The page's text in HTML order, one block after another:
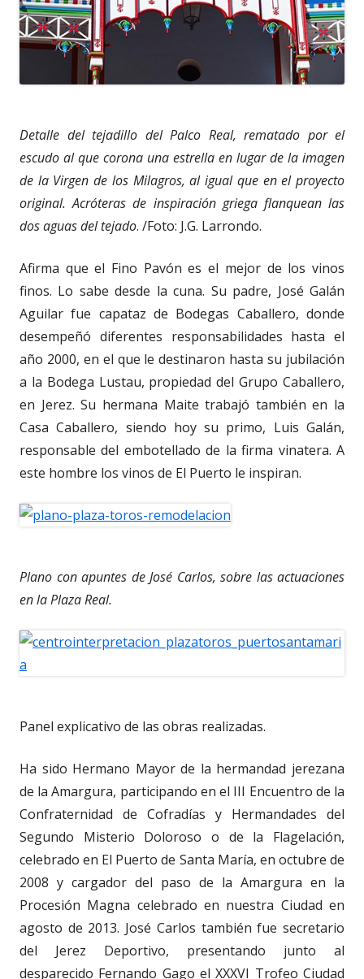
Detalle del tejadillo del Palco Real, rematado por el
escudo al que corona una estrella en lugar de la imagen
de la Virgen de los Milagros, al igual que en el proyecto
original. Acróteras de inspiración griega flanquean las
dos aguas del tejado. /Foto: J.G. Larrondo.
Afirma que el Fino Pavón es el mejor de los vinos
finos. Lo sabe desde la cuna. Su padre, José Galán
Aguilar fue capataz de Bodegas Caballero, donde
desempeñó diferentes responsabilidades hasta el
año 2000, en el que le destinaron hasta su jubilación
a la Bodega Lustau, propiedad del Grupo Caballero,
en Jerez. Su hermana Maite trabajó también en la
Casa Caballero, siendo hoy su primo, Luis Galán,
responsable del embotellado de la firma vinatera. A
este hombre los vinos de El Puerto le inspiran.
Plano con apuntes de José Carlos, sobre las actuaciones
en la Plaza Real.
Panel explicativo de las obras realizadas.
Ha sido Hermano Mayor de la hermandad jerezana
de la Amargura, participando en el III Encuentro de la
Confraternidad de Cofradías y Hermandades del
Segundo Misterio Doloroso o de la Flagelación,
celebrado en El Puerto de Santa María, en octubre de
2008 y cargador del paso de la Amargura en la
Procesión Magna celebrado en nuestra Ciudad en
agosto de 2013. José Carlos también fue secretario
del Jerez Deportivo, presentando junto al
desparecido Fernando Gago el XXXVI Trofeo Ciudad